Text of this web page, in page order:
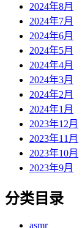
2024年8月
2024年7月
2024年6月
2024年5月
2024年4月
2024年3月
2024年2月
2024年1月
2023年12月
2023年11月
2023年10月
2023年9月
分类目录
asmr